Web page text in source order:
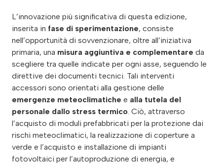
L’innovazione più significativa di questa edizione,
inserita in fase di sperimentazione, consiste
nell’opportunità di sovvenzionare, oltre all’iniziativa
primaria, una misura aggiuntiva e complementare da
scegliere tra quelle indicate per ogni asse, seguendo le
direttive dei documenti tecnici. Tali interventi
accessori sono orientati alla gestione delle
emergenze meteoclimatiche e alla tutela del
personale dallo stress termico. Ciò, attraverso
l’acquisto di moduli prefabbricati per la protezione dai
rischi meteoclimatici, la realizzazione di coperture a
verde e l’acquisto e installazione di impianti
fotovoltaici per l’autoproduzione di energia, e